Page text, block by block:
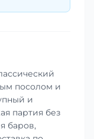
посолом и
и
партия без
баров,